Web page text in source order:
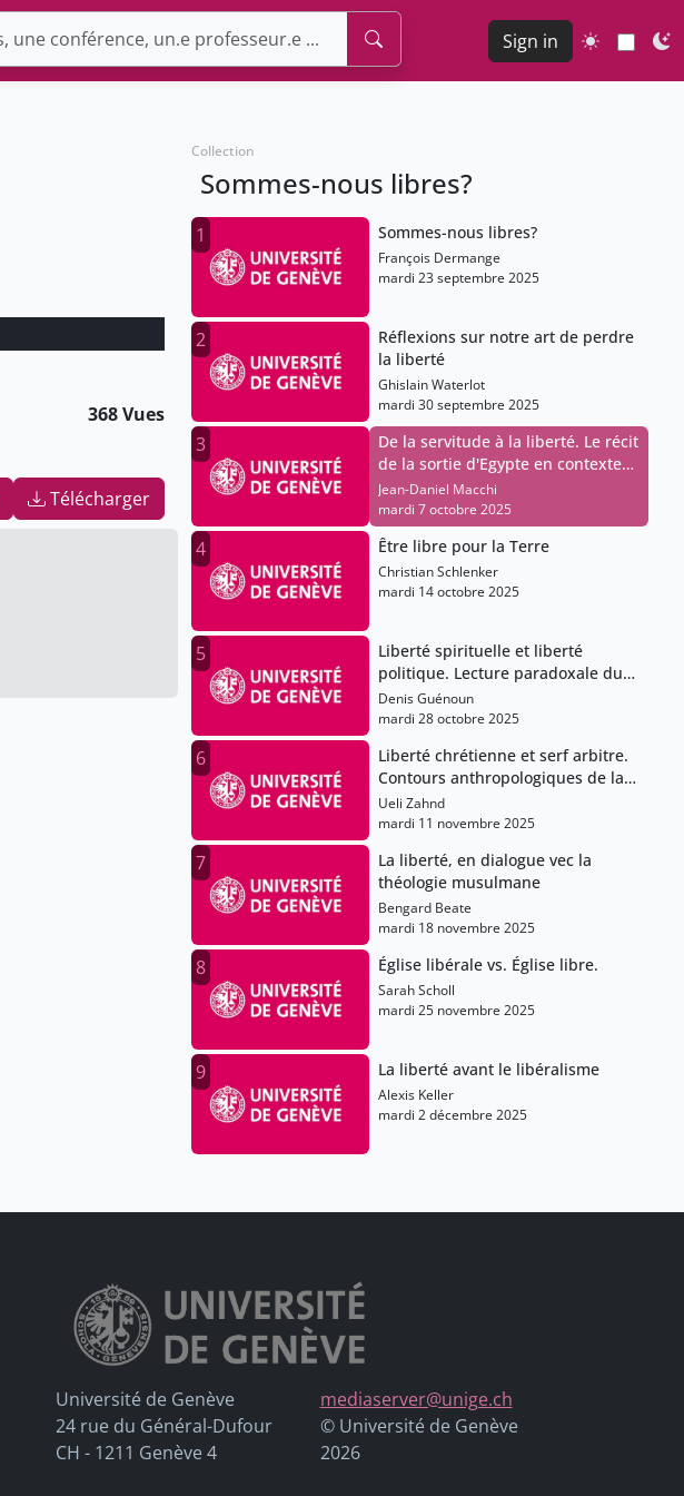
Sign in
368 Vues
Télécharger
Collection
Sommes-nous libres?
1 Sommes-nous libres?
François Dermange
mardi 23 septembre 2025
2
Réflexions sur notre art de perdre
la liberté
Ghislain Waterlot
mardi 30 septembre 2025
3
De la servitude à la liberté. Le récit
de la sortie d'Egypte en contexte
proche-oriental.
Jean-Daniel Macchi
mardi 7 octobre 2025
4 Être libre pour la Terre
Christian Schlenker
mardi 14 octobre 2025
5
Liberté spirituelle et liberté
politique. Lecture paradoxale du
Sermon 52 de Maître Eckhart.
Denis Guénoun
mardi 28 octobre 2025
6
Liberté chrétienne et serf arbitre.
Contours anthropologiques de la
première théologie luthérienne.
Ueli Zahnd
mardi 11 novembre 2025
7
La liberté, en dialogue vec la
théologie musulmane
Bengard Beate
mardi 18 novembre 2025
8 Église libérale vs. Église libre.
Sarah Scholl
mardi 25 novembre 2025
9 La liberté avant le libéralisme
Alexis Keller
mardi 2 décembre 2025
Université de Genève
24 rue du Général-Dufour
CH - 1211 Genève 4
mediaserver@unige.ch
© Université de Genève
2026